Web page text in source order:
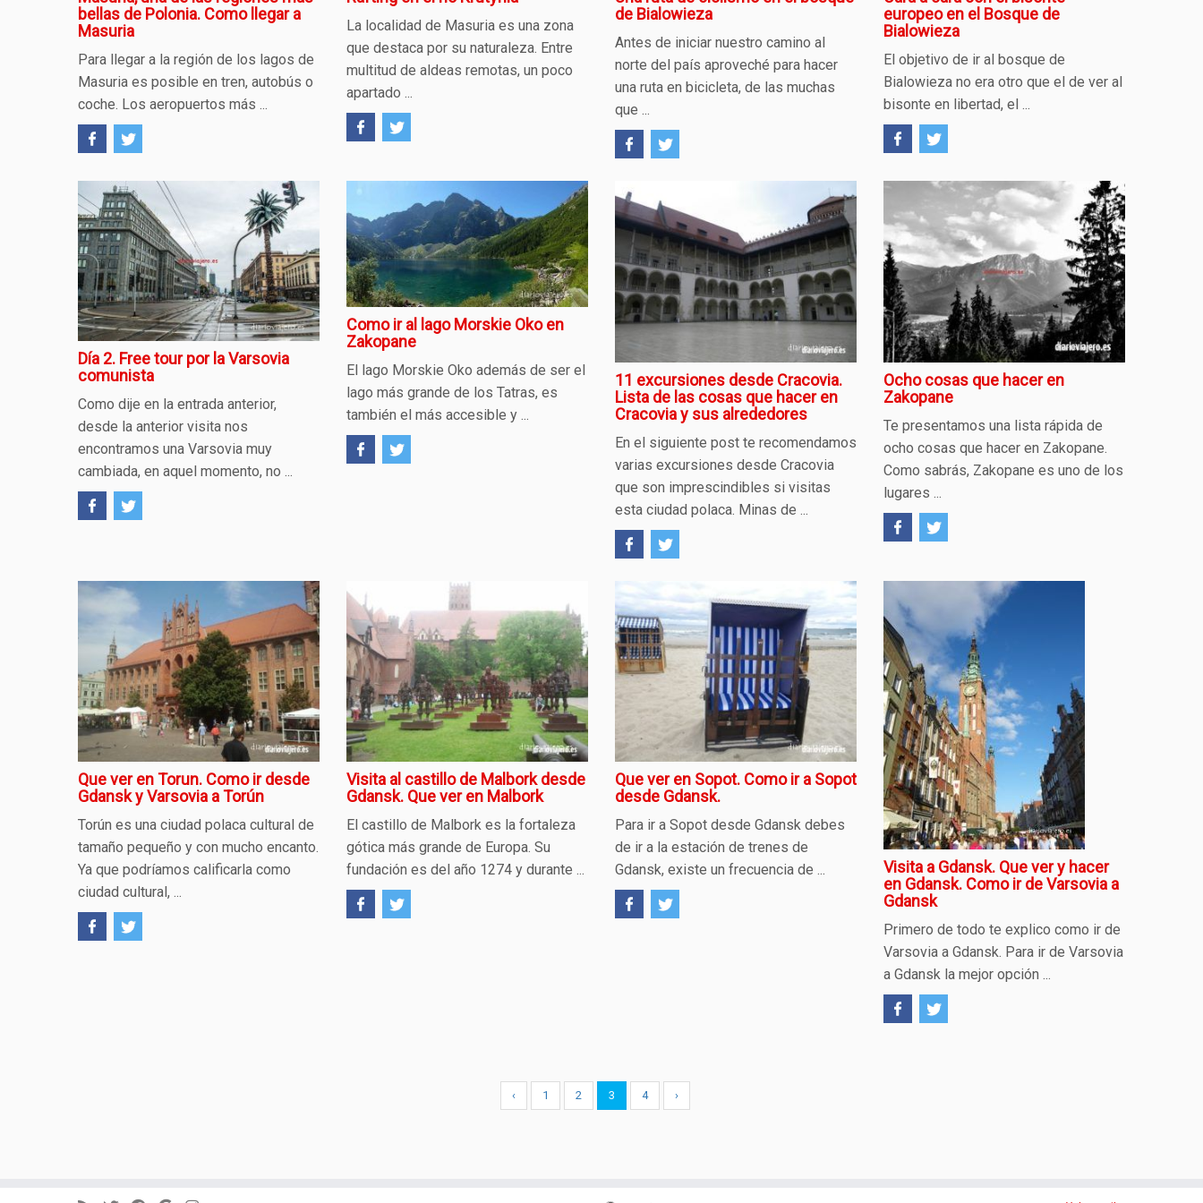
bellas de Polonia. Como llegar a
Masuria
Para llegar a la región de los lagos de
Masuria es posible en tren, autobús o
coche. Los aeropuertos más ...
La localidad de Masuria es una zona
que destaca por su naturaleza. Entre
multitud de aldeas remotas, un poco
apartado ...
de Bialowieza
Antes de iniciar nuestro camino al
norte del país aproveché para hacer
una ruta en bicicleta, de las muchas
que ...
europeo en el Bosque de
Bialowieza
El objetivo de ir al bosque de
Bialowieza no era otro que el de ver al
bisonte en libertad, el ...
Día 2. Free tour por la Varsovia
comunista
Como dije en la entrada anterior,
desde la anterior visita nos
encontramos una Varsovia muy
cambiada, en aquel momento, no ...
Como ir al lago Morskie Oko en
Zakopane
El lago Morskie Oko además de ser el
lago más grande de los Tatras, es
también el más accesible y ...
11 excursiones desde Cracovia.
Lista de las cosas que hacer en
Cracovia y sus alrededores
En el siguiente post te recomendamos
varias excursiones desde Cracovia
que son imprescindibles si visitas
esta ciudad polaca. Minas de ...
Ocho cosas que hacer en
Zakopane
Te presentamos una lista rápida de
ocho cosas que hacer en Zakopane.
Como sabrás, Zakopane es uno de los
lugares ...
Que ver en Torun. Como ir desde
Gdansk y Varsovia a Torún
Torún es una ciudad polaca cultural de
tamaño pequeño y con mucho encanto.
Ya que podríamos calificarla como
ciudad cultural, ...
Visita al castillo de Malbork desde
Gdansk. Que ver en Malbork
El castillo de Malbork es la fortaleza
gótica más grande de Europa. Su
fundación es del año 1274 y durante ...
Que ver en Sopot. Como ir a Sopot
desde Gdansk.
Para ir a Sopot desde Gdansk debes
de ir a la estación de trenes de
Gdansk, existe un frecuencia de ...
Visita a Gdansk. Que ver y hacer
en Gdansk. Como ir de Varsovia a
Gdansk
Primero de todo te explico como ir de
Varsovia a Gdansk. Para ir de Varsovia
a Gdansk la mejor opción ...
‹ 1 2 3 4 ›